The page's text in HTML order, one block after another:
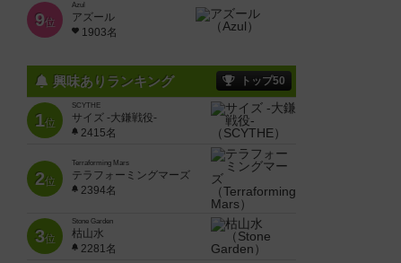
9位
Azul
アズール
1903名
興味ありランキング トップ50
1位
SCYTHE
サイズ -大鎌戦役-
2415名
2位
Terraforming Mars
テラフォーミングマーズ
2394名
3位
Stone Garden
枯山水
2281名